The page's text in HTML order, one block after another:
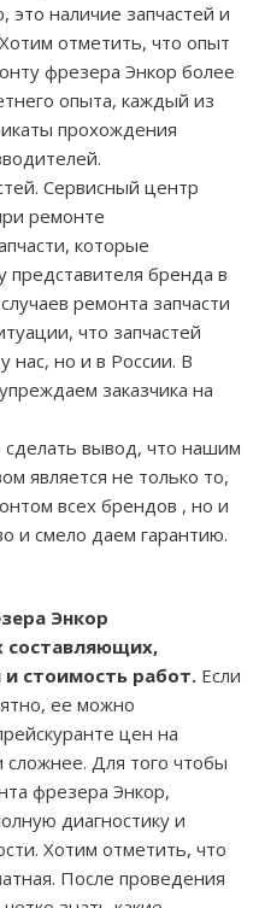
наличие запчастей и
отметить, что опыт
фрезера Энкор более
опыта, каждый из
прохождения
Сервисный центр
ремонте
которые
представителя бренда в
ремонта запчасти
что запчастей
нас, но и в России. В
заказчика на
вывод, что нашим
является не только то,
всех брендов , но и
и смело даем гарантию.
Энкор
составляющих,
и стоимость работ. Если
ее можно
цен на
сложнее. Для того чтобы
фрезера Энкор,
диагностику и
Хотим отметить, что
После проведения